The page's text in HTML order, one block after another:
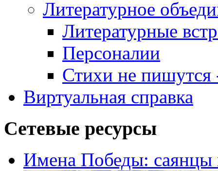
Литературное
Литературные
Персоналии
Стихи не пишутся
Виртуальная справка
Сетевые ресурсы
Имена Победы: саянцы